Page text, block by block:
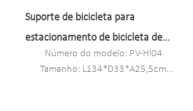
Suporte de bicicleta para
estacionamento de bicicleta de
dois níveis duplo
Número do modelo: PV-Hl04
Tamanho: L134*D33*A25,5cm